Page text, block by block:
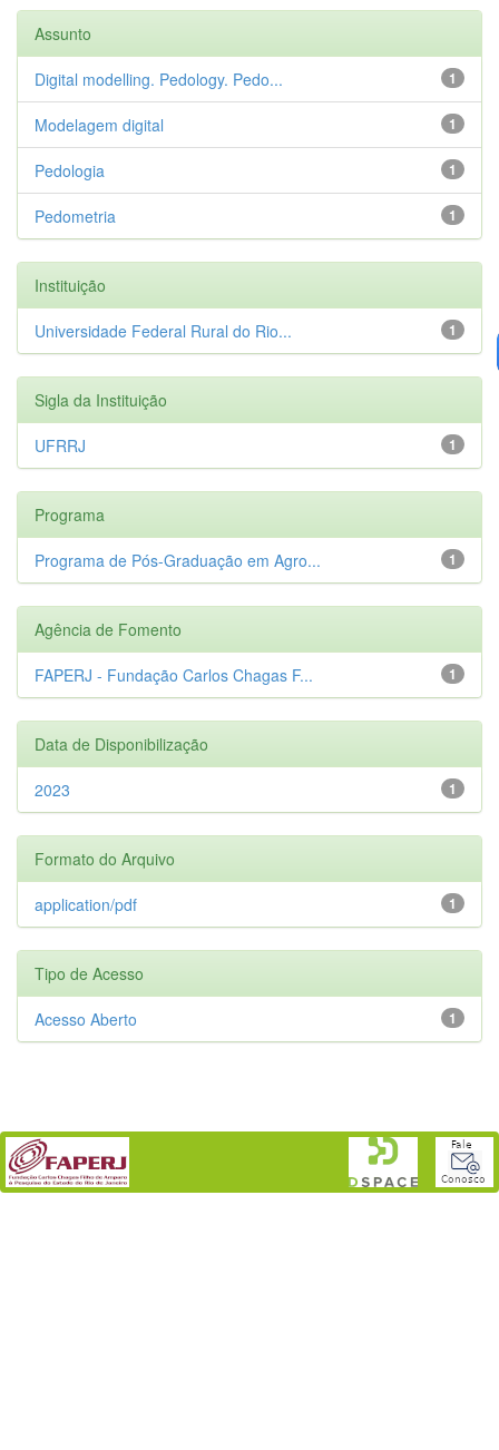
Assunto
1
Digital modelling. Pedology. Pedo...
1
Modelagem digital
1
Pedologia
1
Pedometria
Instituição
1
Universidade Federal Rural do Rio...
Sigla da Instituição
1
UFRRJ
Programa
1
Programa de Pós-Graduação em Agro...
Agência de Fomento
1
FAPERJ - Fundação Carlos Chagas F...
Data de Disponibilização
1
2023
Formato do Arquivo
1
application/pdf
Tipo de Acesso
1
Acesso Aberto